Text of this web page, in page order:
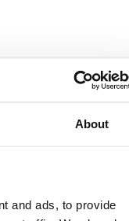
About
and ads, to provide